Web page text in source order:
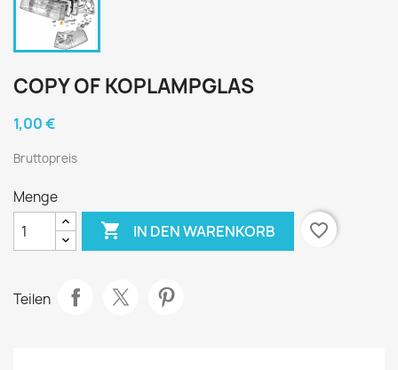
COPY OF KOPLAMPGLAS
1,00 €
Bruttopreis
Menge
 IN DEN WARENKORB favorite_border
Teilen